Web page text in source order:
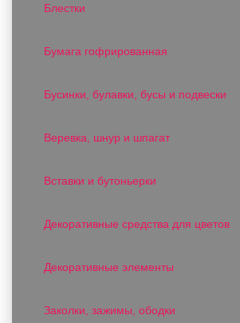
Блестки
Бумага гофрированная
Бусинки, булавки, бусы и подвески
Веревка, шнур и шпагат
Вставки и бутоньерки
Декоративные средства для цветов
Декоративные элементы
Заколки, зажимы, ободки